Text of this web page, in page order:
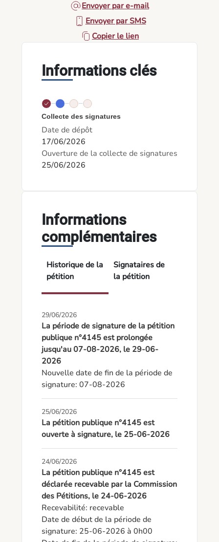
Envoyer par e-mail
Envoyer par SMS
Copier le lien
Informations clés
Collecte des signatures
Date de dépôt
17/06/2026
Ouverture de la collecte de signatures
25/06/2026
Informations
complémentaires
Historique de la
pétition
Signataires de
la pétition
29/06/2026
La période de signature de la pétition
publique n°4145 est prolongée
jusqu'au 07-08-2026, le 29-06-
2026
Nouvelle date de fin de la période de
signature: 07-08-2026
25/06/2026
La pétition publique n°4145 est
ouverte à signature, le 25-06-2026
24/06/2026
La pétition publique n°4145 est
déclarée recevable par la Commission
des Pétitions, le 24-06-2026
Recevabilité: recevable
Date de début de la période de
signature: 25-06-2026 à 0h00